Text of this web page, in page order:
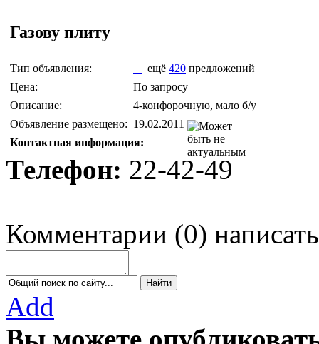
Газову плиту
Тип объявления: ещё 420 предложений
Цена:
По запросу
Описание:
4-конфорочную, мало б/у
Объявление размещено: 19.02.2011
Контактная информация:
Телефон: 22-42-49
Комментарии (0) написать
Add